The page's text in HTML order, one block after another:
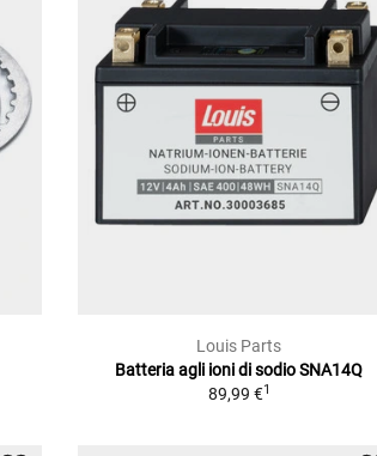
Louis Parts
Batteria agli ioni di sodio SNA14Q
89,99 €1